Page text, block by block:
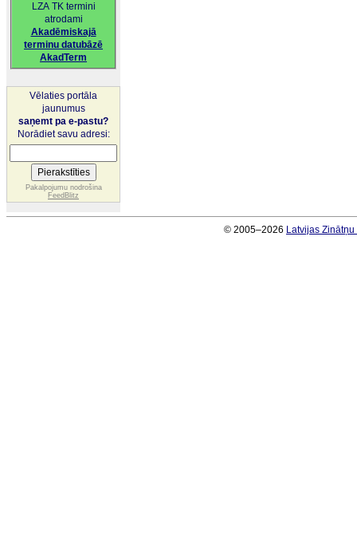
LZA TK termini
atrodami
Akadēmiskajā
terminu datubāzē
AkadTerm
Vēlaties portāla
jaunumus
saņemt pa e-pastu?
Norādiet savu adresi:
Pakalpojumu nodrošina
FeedBlitz
© 2005–2026 Latvijas